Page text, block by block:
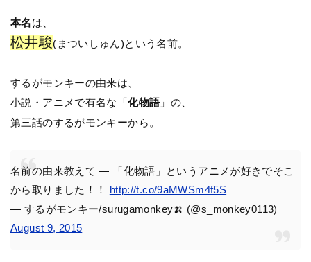
本名は、
松井駿(まついしゅん)という名前。
するがモンキーの由来は、
小説・アニメで有名な「化物語」の、
第三話のするがモンキーから。
名前の由来教えて — 「化物語」というアニメが好きでそこ
から取りました！！ http://t.co/9aMWSm4f5S
— するがモンキー/surugamonkey🍌 (@s_monkey0113)
August 9, 2015